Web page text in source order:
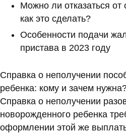
Можно ли отказаться от
как это сделать?
Особенности подачи
пристава в 2023 году
Справка о неполучении
ребенка: кому и зачем
Справка о неполучении
новорожденного ребенка
оформлении этой же